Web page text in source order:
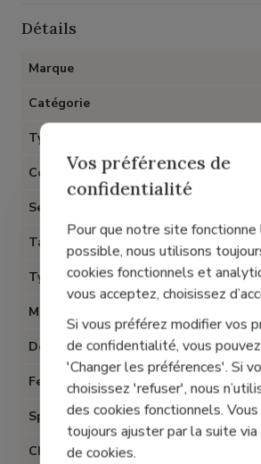
Détails
Marque
Catégorie
Type d'article
Couleur
Semelles amovibles
Talon
Type talon
Matière
Doublure
Fermeture
Spécial Hallux Valgus
Chaussant
Vos préférences de
confidentialité
Pour que notre site fonctionne
possible, nous utilisons
cookies fonctionnels et
vous acceptez, choisissez
Si vous préférez modifier vos
de confidentialité, vous
'Changer les préférences'. Si
choisissez 'refuser', nous
des cookies fonctionnels.
toujours ajuster par la suite
de cookies.